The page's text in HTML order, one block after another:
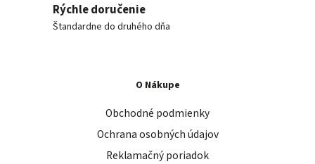
Rýchle doručenie
Štandardne do druhého dňa
O Nákupe
Obchodné podmienky
Ochrana osobných údajov
Reklamačný poriadok